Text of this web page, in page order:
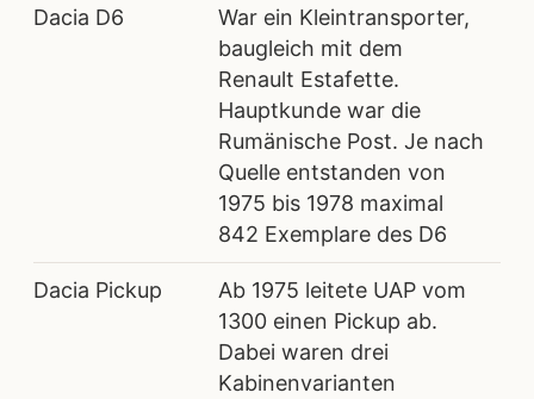
Dacia D6
War ein Kleintransporter,
baugleich mit dem
Renault Estafette.
Hauptkunde war die
Rumänische Post. Je nach
Quelle entstanden von
1975 bis 1978 maximal
842 Exemplare des D6
Dacia Pickup
Ab 1975 leitete UAP vom
1300 einen Pickup ab.
Dabei waren drei
Kabinenvarianten